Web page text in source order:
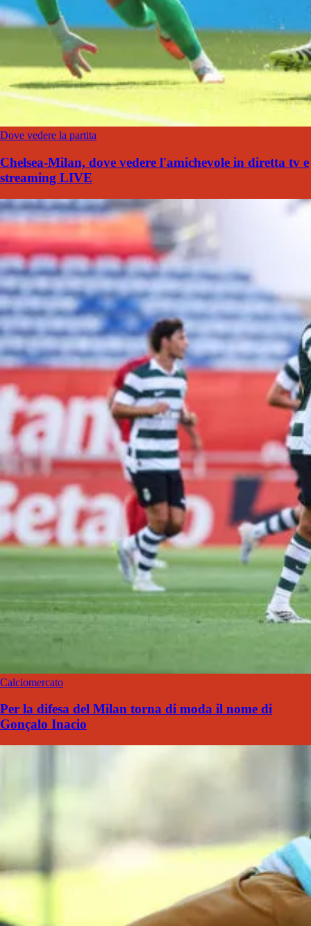
Dove vedere la partita
Chelsea-Milan, dove vedere l'amichevole in diretta tv e
streaming LIVE
Calciomercato
Per la difesa del Milan torna di moda il nome di
Gonçalo Inacio